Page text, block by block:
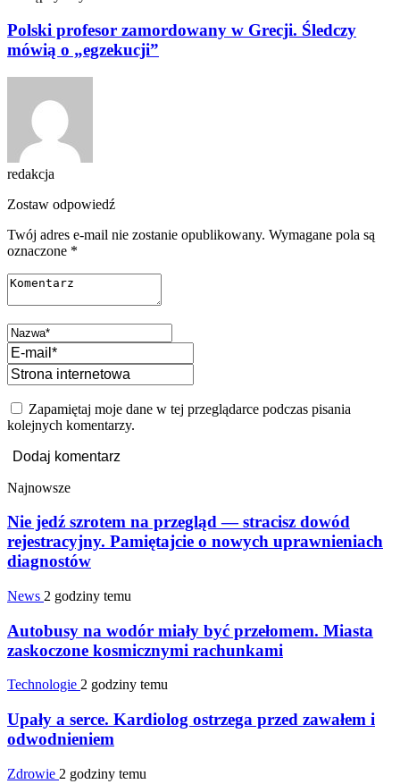
Polski profesor zamordowany w Grecji. Śledczy
mówią o „egzekucji”
redakcja
Zostaw odpowiedź
Twój adres e-mail nie zostanie opublikowany. Wymagane pola są
oznaczone *
Zapamiętaj moje dane w tej przeglądarce podczas pisania
kolejnych komentarzy.
Najnowsze
Nie jedź szrotem na przegląd — stracisz dowód
rejestracyjny. Pamiętajcie o nowych uprawnieniach
diagnostów
News 2 godziny temu
Autobusy na wodór miały być przełomem. Miasta
zaskoczone kosmicznymi rachunkami
Technologie 2 godziny temu
Upały a serce. Kardiolog ostrzega przed zawałem i
odwodnieniem
Zdrowie 2 godziny temu